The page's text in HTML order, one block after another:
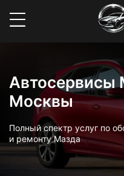
Автосервисы
Москвы
Полный спектр услуг по
и ремонту Мазда